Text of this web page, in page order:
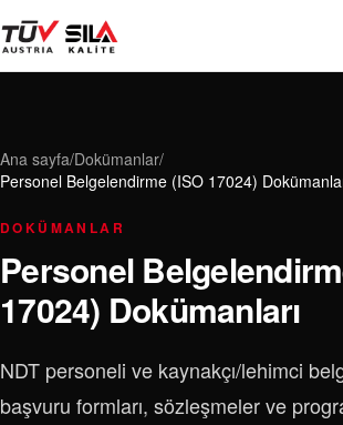
Ana sayfa/Dokümanlar/
Personel Belgelendirme (ISO 17024)
DOKÜMANLAR
Personel
17024) Dokümanları
NDT personeli ve kaynakçı/lehimci
başvuru formları, sözleşmeler ve